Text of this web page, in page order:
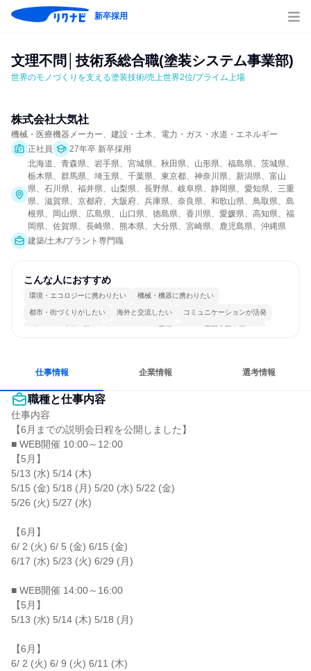
新卒採用
文理不問│技術系総合職(塗装システム事業部)
世界のモノづくりを支える塗装技術/売上世界2位/プライム上場
株式会社大気社
機械・医療機器メーカー、建設・土木、電力・ガス・水道・エネルギー
正社員
27年卒 新卒採用
北海道、青森県、岩手県、宮城県、秋田県、山形県、福島県、茨城県、
栃木県、群馬県、埼玉県、千葉県、東京都、神奈川県、新潟県、富山
県、石川県、福井県、山梨県、長野県、岐阜県、静岡県、愛知県、三重
県、滋賀県、京都府、大阪府、兵庫県、奈良県、和歌山県、鳥取県、島
根県、岡山県、広島県、山口県、徳島県、香川県、愛媛県、高知県、福
岡県、佐賀県、長崎県、熊本県、大分県、宮崎県、鹿児島県、沖縄県
建築/土木/プラント専門職
こんな人におすすめ
環境・エコロジーに携わりたい 機械・機器に携わりたい
都市・街づくりがしたい 海外と交流したい コミュニケーションが活発
グローバル志向が強い チームワークを重視 一つの専門分野を極める
仕事情報 企業情報 選考情報
職種と仕事内容
仕事内容
【6月までの説明会日程を公開しました】
■ WEB開催 10:00～12:00
【5月】
5/13 (水) 5/14 (木)
5/15 (金) 5/18 (月) 5/20 (水) 5/22 (金)
5/26 (火) 5/27 (水)
【6月】
6/ 2 (火) 6/ 5 (金) 6/15 (金)
6/17 (水) 5/23 (火) 6/29 (月)
■ WEB開催 14:00～16:00
【5月】
5/13 (水) 5/14 (木) 5/18 (月)
【6月】
6/ 2 (火) 6/ 9 (火) 6/11 (木)